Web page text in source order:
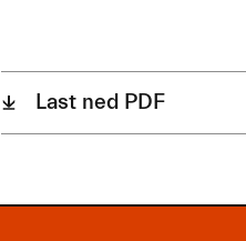
Last ned PDF